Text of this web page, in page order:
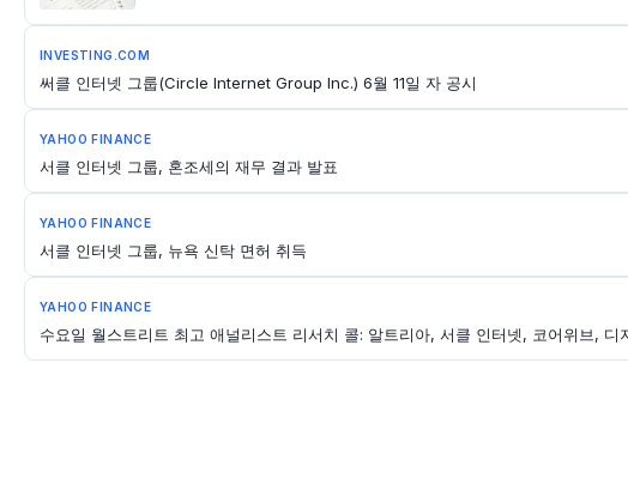
INVESTING.COM
써클 인터넷 그룹(Circle Internet Group Inc.) 6월 11일 자 공시
YAHOO FINANCE
서클 인터넷 그룹, 혼조세의 재무 결과 발표
YAHOO FINANCE
서클 인터넷 그룹, 뉴욕 신탁 면허 취득
YAHOO FINANCE
수요일 월스트리트 최고 애널리스트 리서치 콜: 알트리아, 서클 인터넷, 코어위브,